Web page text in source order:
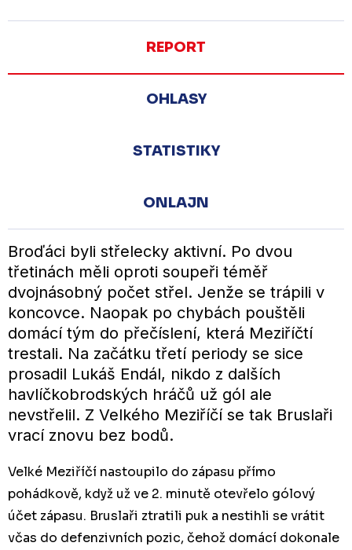
REPORT
OHLASY
STATISTIKY
ONLAJN
Broďáci byli střelecky aktivní. Po dvou
třetinách měli oproti soupeři téměř
dvojnásobný počet střel. Jenže se trápili v
koncovce. Naopak po chybách pouštěli
domácí tým do přečíslení, která Meziříčtí
trestali. Na začátku třetí periody se sice
prosadil Lukáš Endál, nikdo z dalších
havlíčkobrodských hráčů už gól ale
nevstřelil. Z Velkého Meziříčí se tak Bruslaři
vrací znovu bez bodů.
Velké Meziříčí nastoupilo do zápasu přímo
pohádkově, když už ve 2. minutě otevřelo gólový
účet zápasu. Bruslaři ztratili puk a nestihli se vrátit
včas do defenzivních pozic, čehož domácí dokonale